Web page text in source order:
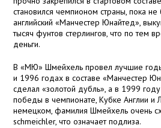
становился чемпионом страны, пока
английский «Манчестер Юнайтед»,
тысяч фунтов стерлингов, что по тем
деньги.
В «МЮ» Шмейхель провел лучшие
и 1996 годах в составе «Манчестер
сделал «золотой дубль», а в 1999
победы в чемпионате, Кубке Англии и
немецком, фамилия Шмейхель очень
schmeichler, что означает подлиза.